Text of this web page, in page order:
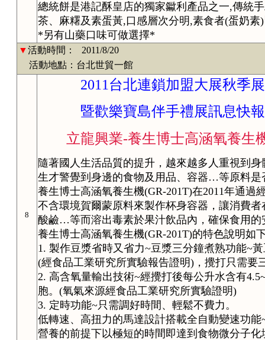
總統餅是港記酥皇店的獨家䥲利產品之一,傳統
茶、麻糬及素蛋黃,口感層次分明,素食者(蛋奶素
*另有山藥口味可做選擇*
▼活動時間：
2011/8/20
活動地點：台北世貿一館
8
2011台北連鎖加盟大展秋季展
暨歡樂寶島伴手禮展訊息快報
立龍興業-養生博士高涵氧養生
隨著國人生活品質的提升，越來越多人重視到
生才警覺到身邊的食物及用品、容器…等原料是
養生博士高涵氧養生機(GR-201T)在2011年通
不含環境賀爾蒙原料來製作杯身容器，讓消費
酸鹼…等而溶出毒素於果汁飲品內，確保食用的
養生博士高涵氧養生機(GR-201T)的特色說明如
1. 製作豆漿省時又省力~豆漿三分鐘煮熟功能~
(經食品工業研究所實驗報告證明)，攪打只需要
2. 高含氧量輸出技術~經攪打後每公升水含有
胞。(氧氣來源經食品工業研究所實驗證明)
3. 定時功能~只需調好時間、輕鬆不費力。
低轉速、高扭力的馬達設計搭載全自動變速功
營養的前提下以極短的時間即達到食物微分子